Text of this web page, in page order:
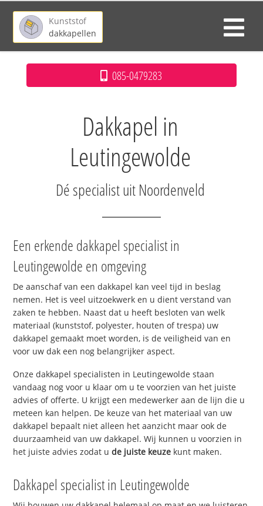
Kunststof
dakkapellen
085-0479283
Dakkapel in
Leutingewolde
Dé specialist uit Noordenveld
Een erkende dakkapel specialist in
Leutingewolde en omgeving
De aanschaf van een dakkapel kan veel tijd in beslag
nemen. Het is veel uitzoekwerk en u dient verstand van
zaken te hebben. Naast dat u heeft besloten van welk
materiaal (kunststof, polyester, houten of trespa) uw
dakkapel gemaakt moet worden, is de veiligheid van en
voor uw dak een nog belangrijker aspect.
Onze dakkapel specialisten in Leutingewolde staan
vandaag nog voor u klaar om u te voorzien van het juiste
advies of offerte. U krijgt een medewerker aan de lijn die u
meteen kan helpen. De keuze van het materiaal van uw
dakkapel bepaalt niet alleen het aanzicht maar ook de
duurzaamheid van uw dakkapel. Wij kunnen u voorzien in
het juiste advies zodat ude juiste keuze kunt maken.
Dakkapel specialist in Leutingewolde